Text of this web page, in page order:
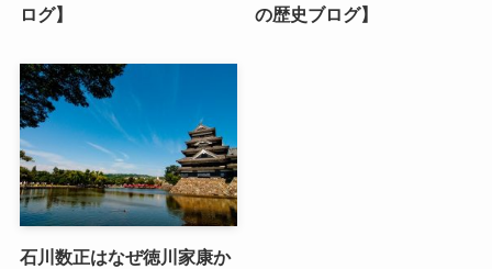
ログ】
の歴史ブログ】
石川数正はなぜ徳川家康か